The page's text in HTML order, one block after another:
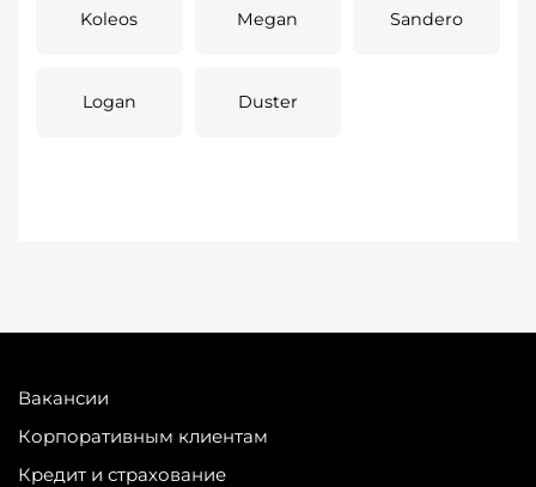
Koleos Megan Sandero
Logan Duster
Вакансии
Корпоративным клиентам
Кредит и страхование